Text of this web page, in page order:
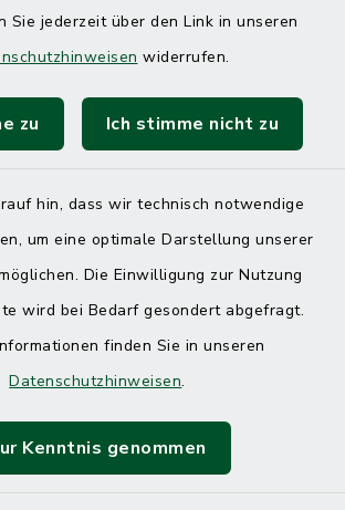
Sie jederzeit über den Link in unseren
widerrufen.
zu Ich stimme nicht zu
hin, dass wir technisch notwendige
um eine optimale Darstellung unserer
Die Einwilligung zur Nutzung
wird bei Bedarf gesondert abgefragt.
finden Sie in unseren
Datenschutzhinweisen.
Kenntnis genommen
Barrierefreiheit
Impressum